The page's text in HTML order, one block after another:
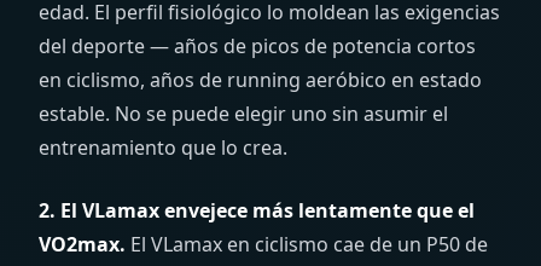
edad. El perfil fisiológico lo moldean las exigencias
del deporte — años de picos de potencia cortos
en ciclismo, años de running aeróbico en estado
estable. No se puede elegir uno sin asumir el
entrenamiento que lo crea.
2. El VLamax envejece más lentamente que el
VO2max. El VLamax en ciclismo cae de un P50 de